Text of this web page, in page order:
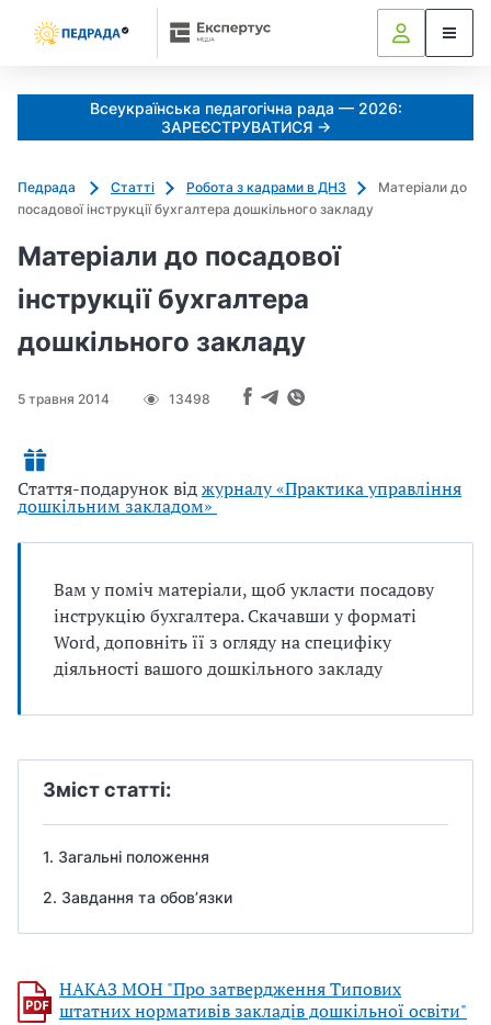
Всеукраїнська педагогічна рада — 2026:
ЗАРЕЄСТРУВАТИСЯ →
Педрада Статті Робота з кадрами в ДНЗ
Матеріали до
посадової інструкції бухгалтера дошкільного закладу
Матеріали до посадової
інструкції бухгалтера
дошкільного закладу
5 травня 2014 13498
Стаття-подарунок віджурналу «Практика управління
дошкільним закладом»
Вам у поміч матеріали, щоб укласти посадову
інструкцію бухгалтера. Скачавши у форматі
Word, доповніть її з огляду на специфіку
діяльності вашого дошкільного закладу
Зміст статті:
1. Загальні положення
2. Завдання та обов’язки
НАКАЗ МОН "Про затвердження Типових
штатних нормативів закладів дошкільної освіти"